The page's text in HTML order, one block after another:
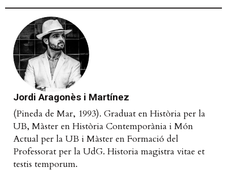
Jordi Aragonès i Martínez
(Pineda de Mar, 1993). Graduat en Història per la
UB, Màster en Història Contemporània i Món
Actual per la UB i Màster en Formació del
Professorat per la UdG. Historia magistra vitae et
testis temporum.